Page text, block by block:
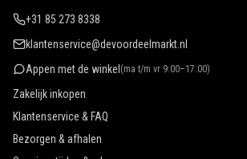
+31 85 273 8338
klantenservice@devoordeelmarkt.nl
Appen met de winkel (ma t/m vr 9:00–17:00)
Zakelijk inkopen
Klantenservice & FAQ
Bezorgen & afhalen